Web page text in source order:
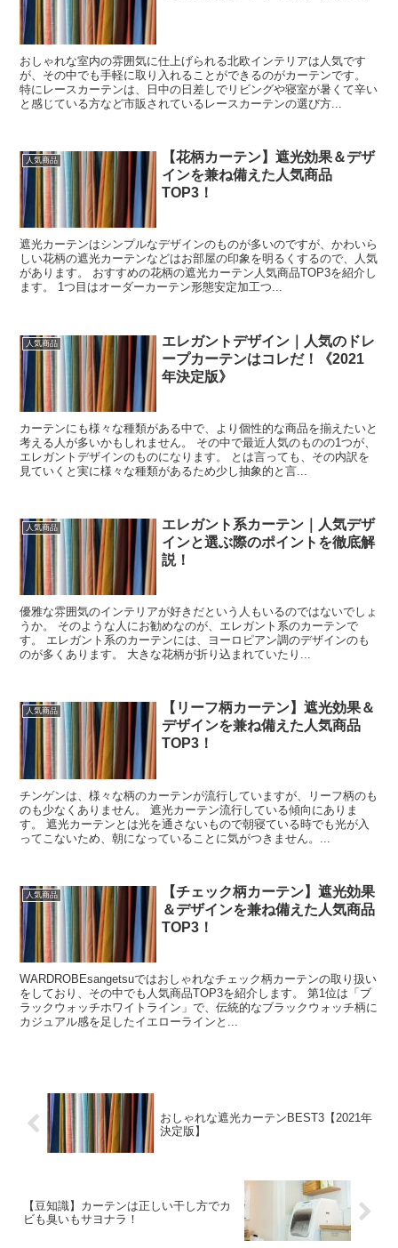
おしゃれな室内の雰囲気に仕上げられる北欧インテリアは人気です
が、その中でも手軽に取り入れることができるのがカーテンです。
特にレースカーテンは、日中の日差しでリビングや寝室が暑くて辛い
と感じている方など市販されているレースカーテンの選び方...
人気商品
【花柄カーテン】遮光効果＆デザ
インを兼ね備えた人気商品
TOP3！
遮光カーテンはシンプルなデザインのものが多いのですが、かわいら
しい花柄の遮光カーテンなどはお部屋の印象を明るくするので、人気
があります。 おすすめの花柄の遮光カーテン人気商品TOP3を紹介し
ます。 1つ目はオーダーカーテン形態安定加工つ...
人気商品
エレガントデザイン｜人気のドレ
ープカーテンはコレだ！《2021
年決定版》
カーテンにも様々な種類がある中で、より個性的な商品を揃えたいと
考える人が多いかもしれません。 その中で最近人気のものの1つが、
エレガントデザインのものになります。 とは言っても、その内訳を
見ていくと実に様々な種類があるため少し抽象的と言...
人気商品
エレガント系カーテン｜人気デザ
インと選ぶ際のポイントを徹底解
説！
優雅な雰囲気のインテリアが好きだという人もいるのではないでしょ
うか。 そのような人にお勧めなのが、エレガント系のカーテンで
す。 エレガント系のカーテンには、ヨーロピアン調のデザインのも
のが多くあります。 大きな花柄が折り込まれていたり...
人気商品
【リーフ柄カーテン】遮光効果＆
デザインを兼ね備えた人気商品
TOP3！
チンゲンは、様々な柄のカーテンが流行していますが、リーフ柄のも
のも少なくありません。 遮光カーテン流行している傾向にありま
す。 遮光カーテンとは光を通さないもので朝寝ている時でも光が入
ってこないため、朝になっていることに気がつきません。...
人気商品
【チェック柄カーテン】遮光効果
＆デザインを兼ね備えた人気商品
TOP3！
WARDROBEsangetsuではおしゃれなチェック柄カーテンの取り扱い
をしており、その中でも人気商品TOP3を紹介します。 第1位は「ブ
ラックウォッチホワイトライン」で、伝統的なブラックウォッチ柄に
カジュアル感を足したイエローラインと...
おしゃれな遮光カーテンBEST3【2021年
決定版】
【豆知識】カーテンは正しい干し方でカ
ビも臭いもサヨナラ！